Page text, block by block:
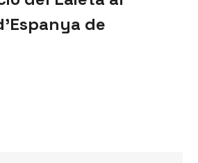
de